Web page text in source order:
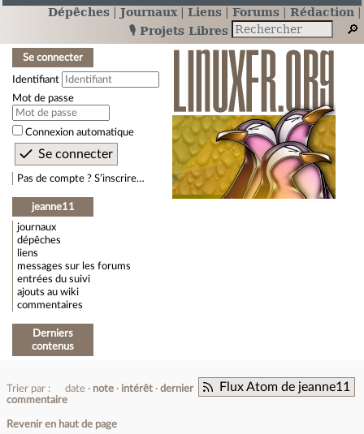
Dépêches Journaux Liens Forums
Rédaction
🎙️ Projets Libres
Se connecter
Identifiant
Mot de passe
Connexion automatique
Pas de compte ? S’inscrire…
jeanne11
journaux
dépêches
liens
messages sur les forums
entrées du suivi
ajouts au wiki
commentaires
Derniers
contenus
Flux Atom de jeanne11
Trier par : date note intérêt
dernier
commentaire
Revenir en haut de page